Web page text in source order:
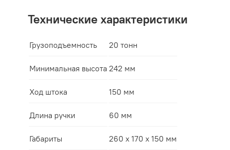
Технические характеристики
Грузоподъемность 20 тонн
Минимальная высота 242 мм
Ход штока 150 мм
Длина ручки 60 мм
Габариты 260 х 170 х 150 мм